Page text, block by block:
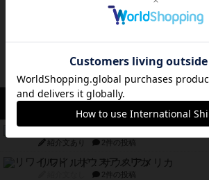
ボドゲーマのアプリ版はこ
アクセス数 急上
紹介文あり 2件の投稿
リワイルド：サウスアメリカ
2件の投稿